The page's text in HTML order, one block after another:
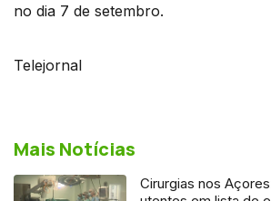
no dia 7 de setembro.
Telejornal
Mais Notícias
Cirurgias nos